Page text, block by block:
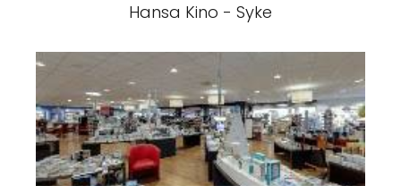
Hansa Kino - Syke